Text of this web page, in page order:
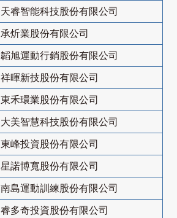
天睿智能科技股份有限公司
承炘業股份有限公司
韜旭運動行銷股份有限公司
祥暉新技股份有限公司
東禾環業股份有限公司
大美智慧科技股份有限公司
東峰投資股份有限公司
星諾博寬股份有限公司
南島運動訓練股份有限公司
睿多奇投資股份有限公司